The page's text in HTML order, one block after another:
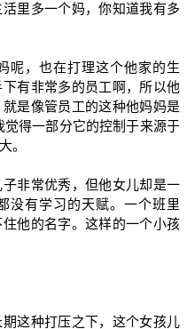
里多一个妈，你知道我有多
呢，也在打理这个他家的生
有非常多的员工啊，所以他
是像管员工的这种他妈妈是
得一部分它的控制于来源于
。
非常优秀，但他女儿却是一
没有学习的天赋。一个班里
他的名字。这样的一个小孩
这种打压之下，这个女孩儿